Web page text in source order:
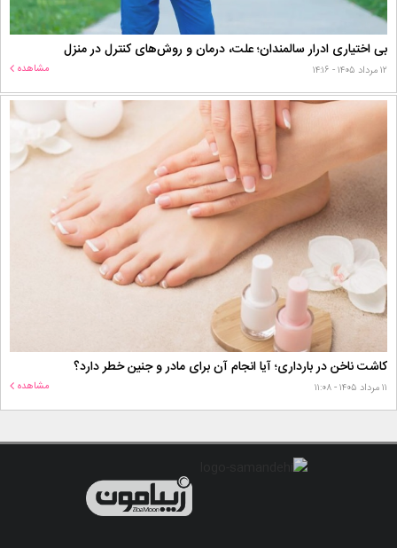
بی اختیاری ادرار سالمندان؛ علت، درمان و روش‌های کنترل در منزل
۱۲ مرداد ۱۴۰۵ - ۱۴:۱۶ مشاهده
کاشت ناخن در بارداری؛ آیا انجام آن برای مادر و جنین خطر دارد؟
۱۱ مرداد ۱۴۰۵ - ۱۱:۰۸ مشاهده